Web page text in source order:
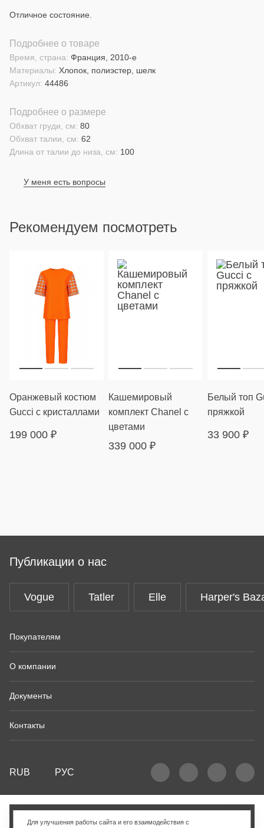
Отличное состояние.
Добавить в корзину
Подробнее о товаре
Материалы: Хлопок, полиэстер, шелк
Время, страна: Франция, 2010-е
Артикул: 44486
Подробнее о размере
Длина от талии до низа, см: 100
Обхват талии, см: 62
Обхват груди, см: 80
У меня есть вопросы
Рекомендуем посмотреть
Оранжевый костюм
Gucci с кристаллами
199 000 ₽
Кашемировый
комплект Chanel с
цветами
339 000 ₽
Белый топ
пряжкой
33 900 ₽
Публикации о нас
Vogue Tatler Elle Harper's
Покупателям
О компании
Документы
Контакты
RUB РУС
Для улучшения работы сайта и его взаимодействия с